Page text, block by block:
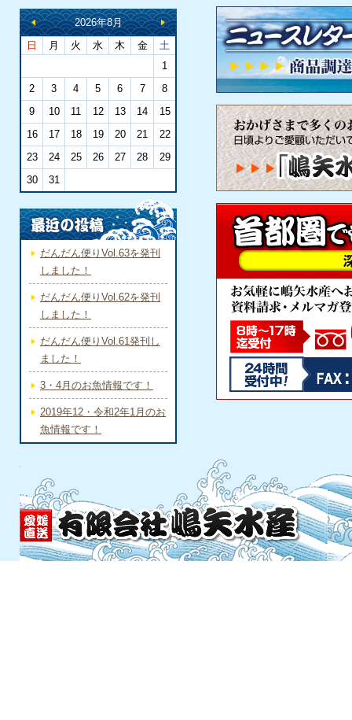
2026年8月
日
月 火 水 木 金
土
1
2
3 4 5 6 7
8
9
10 11 12 13 14
15
16
17 18 19 20 21
22
23
24 25 26 27 28
29
30
31
だんだん便りVol.63を発刊
しました！
だんだん便りVol.62を発刊
しました！
だんだん便りVol.61発刊し
ました！
3・4月のお魚情報です！
2019年12・令和2年1月のお
魚情報です！